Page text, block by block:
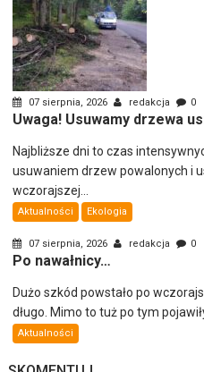
07 sierpnia, 2026 redakcja 0
Uwaga! Usuwamy drzewa
Najbliższe dni to czas
usuwaniem drzew powalonych i
wczorajszej...
Aktualności Ekologia
07 sierpnia, 2026 redakcja 0
Po nawałnicy…
Dużo szkód powstało po
długo. Mimo to tuż po tym
Aktualności